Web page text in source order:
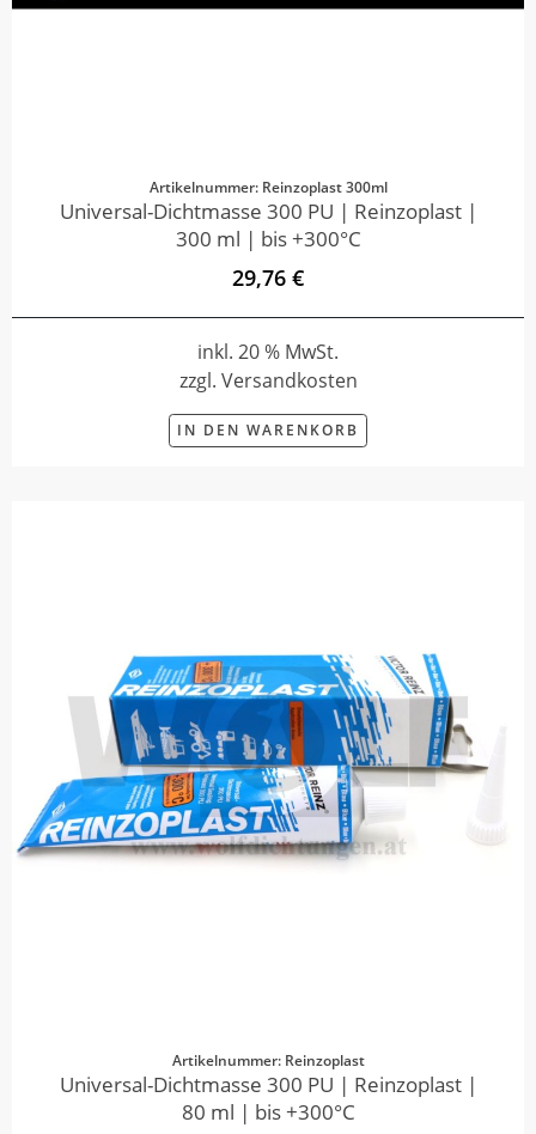
Artikelnummer: Reinzoplast 300ml
Universal-Dichtmasse 300 PU | Reinzoplast |
300 ml | bis +300°C
29,76 €
inkl. 20 % MwSt.
zzgl. Versandkosten
IN DEN WARENKORB
Artikelnummer: Reinzoplast
Universal-Dichtmasse 300 PU | Reinzoplast |
80 ml | bis +300°C